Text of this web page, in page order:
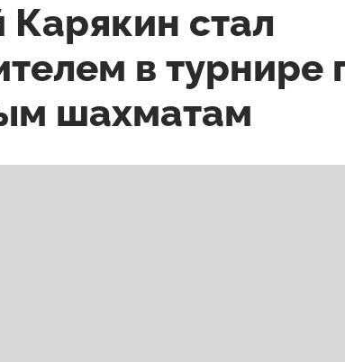
Карякин стал
в турнире
шахматам